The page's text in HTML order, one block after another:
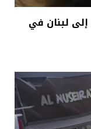
لبنان في